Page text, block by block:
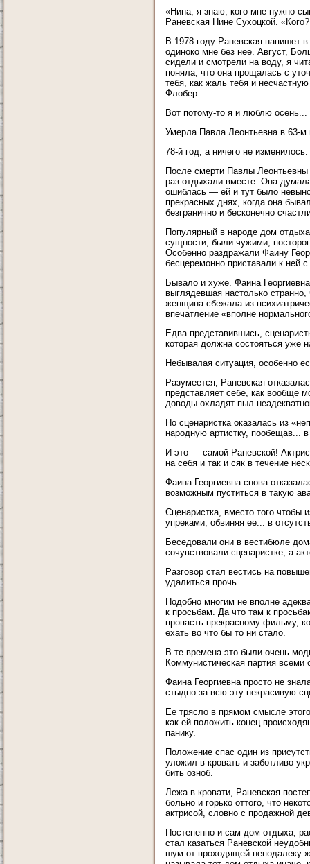
«Нина, я знаю, кого мне нужно
Раневская Нине Сухоцкой.
В 1978 году Раневская напишет
одиноко мне без нее. Август,
сидели и смотрели на воду, я
поняла, что она прощалась с
тебя, как жаль тебя и
Флобер.
Вот потому-то я и люблю осень...
Умерла Павла Леонтьевна в 63-
78-й год, а ничего не
После смерти Павлы Леонтьевны
раз отдыхали вместе. Она
ошиблась — ей и тут было
прекрасных днях, когда она
безгранично и бесконечно
Популярный в народе дом
сущности, были чужими,
Особенно раздражали Фаину
бесцеремонно приставали к ней
Бывало и хуже. Фаина
выглядевшая настолько
женщина сбежала из
впечатление «вполне
Едва представившись,
которая должна состояться уже
Небывалая ситуация, особенно
Разумеется, Раневская
представляет себе, как вообще
доводы охладят пыл
Но сценаристка оказалась из
народную артистку, пообещав...
И это — самой Раневской!
на себя и так и сяк в течение
Фаина Георгиевна снова
возможным пуститься в такую
Сценаристка, вместо того чтобы
упреками, обвиняя ее... в
Беседовали они в вестибюле
сочувствовали сценаристке, а
Разговор стал вестись на
удалиться прочь.
Подобно многим не вполне
к просьбам. Да что там к
пропасть прекрасному фильму,
ехать во что бы то ни стало.
В те времена это были очень
Коммунистическая партия всеми
Фаина Георгиевна просто не
стыдно за всю эту некрасивую
Ее трясло в прямом смысле
как ей положить конец
панику.
Положение спас один из
уложил в кровать и заботливо
бить озноб.
Лежа в кровати, Раневская
больно и горько оттого, что
актрисой, словно с продажной
Постепенно и сам дом отдыха,
стал казаться Раневской
шум от проходящей неподалеку